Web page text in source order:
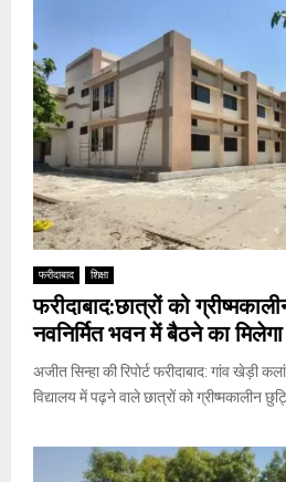
फरीदाबाद शिक्षा
फरीदाबाद:छात्रों को
नवनिर्मित भवन में बैठने का
अजीत सिन्हा की रिपोर्ट फरीदाबाद: गांव खेड़ी
विद्यालय में पढ़ने वाले छात्रों को ग्रीष्मकालीन